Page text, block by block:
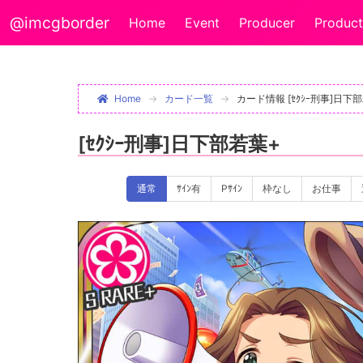
@imcgborder Home Event Producer
Home カード一覧 カード情報 [ｾｸｼｰ刑事]日下
[ｾｸｼｰ刑事]日下部若葉+
通常 ｻｲﾝ有 Pｻｲﾝ 枠なし お仕事